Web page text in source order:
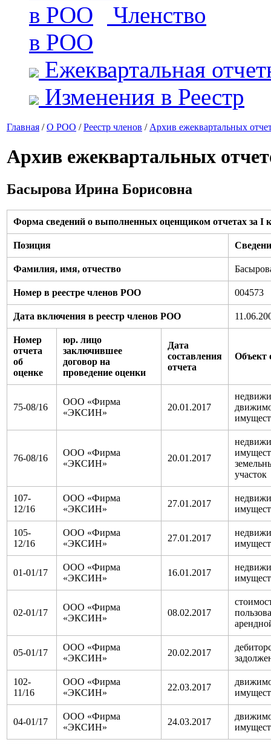
Членство
в РОО
Ежеквартальная
Изменения в Реестр
Главная /О РОО /Реестр членов / Архив ежеквартальных
Архив ежеквартальных
Басырова Ирина Борисовна
Форма сведений о выполненных оценщиком отчетах за I
Позиция
Фамилия, имя, отчество
Номер в реестре членов РОО 004573
Дата включения в реестр членов РОО
Номер
отчета
об
оценке
юр. лицо
заключившее
договор на
проведение оценки
Дата
составления
отчета
Объект
75-08/16
ООО «Фирма
«ЭКСИН»
20.01.2017
76-08/16
ООО «Фирма
«ЭКСИН»
20.01.2017
участок
107-
12/16
ООО «Фирма
«ЭКСИН»
27.01.2017
105-
12/16
ООО «Фирма
«ЭКСИН»
27.01.2017
01-01/17
ООО «Фирма
«ЭКСИН»
16.01.2017
02-01/17
ООО «Фирма
«ЭКСИН»
08.02.2017
05-01/17
ООО «Фирма
«ЭКСИН»
20.02.2017
102-
11/16
ООО «Фирма
«ЭКСИН»
22.03.2017
04-01/17
ООО «Фирма
«ЭКСИН»
24.03.2017